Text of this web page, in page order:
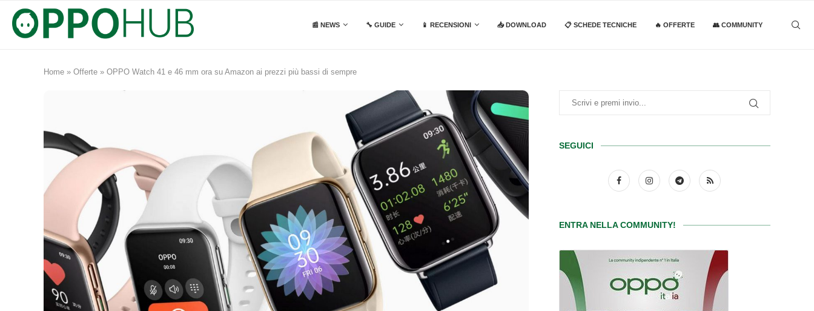
📰 NEWS 🔧 GUIDE 📱 RECENSIONI 📥 DOWNLOAD 📋 SCHEDE TECNICHE 🔥 OFFERTE 👥 COMMUNITY
Home » Offerte » OPPO Watch 41 e 46 mm ora su Amazon ai prezzi più bassi di sempre
SEGUICI
ENTRA NELLA COMMUNITY!